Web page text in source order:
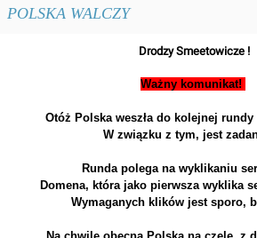
POLSKA WALCZY
Drodzy Smeetowicze !
Ważny komunikat!
Otóż Polska weszła do kolejnej
W związku z tym, jest
Runda polega na wyklikaniu
Domena, która jako pierwsza wyklika
Wymaganych klików jest sporo,